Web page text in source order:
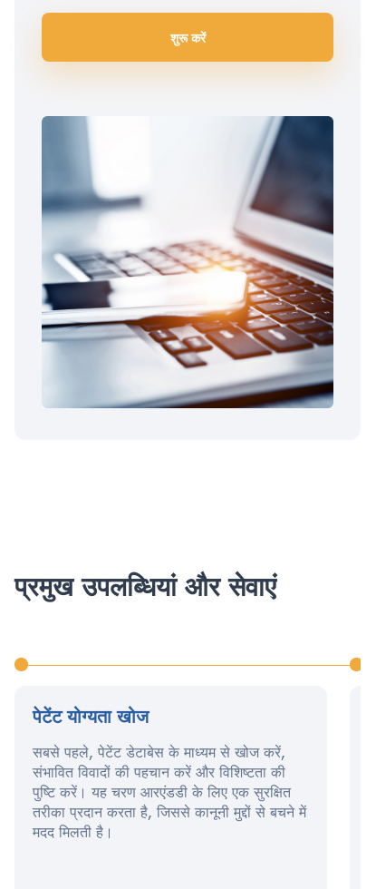
शुरू करें
प्रमुख उपलब्धियां और सेवाएं
पेटेंट योग्यता खोज
सबसे पहले, पेटेंट डेटाबेस के माध्यम से खोज करें,
संभावित विवादों की पहचान करें और विशिष्टता की
पुष्टि करें। यह चरण आरएंडडी के लिए एक सुरक्षित
तरीका प्रदान करता है, जिससे कानूनी मुद्दों से बचने में
मदद मिलती है।